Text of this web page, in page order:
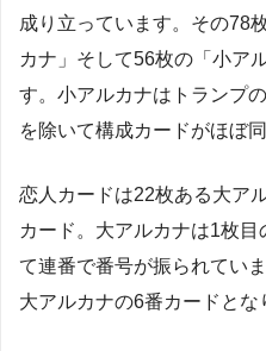
成り立っています。その78
カナ」そして56枚の「小ア
す。小アルカナはトランプ
を除いて構成カードがほぼ同
恋人カードは22枚ある大ア
カード。大アルカナは1枚
て連番で番号が振られてい
大アルカナの6番カードとな